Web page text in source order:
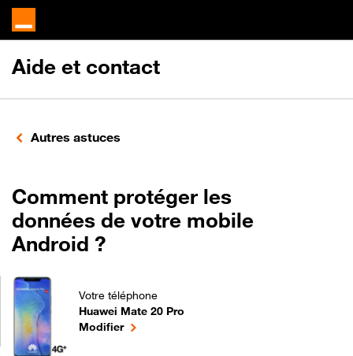
Aide et contact
Autres astuces
Comment protéger les
données de votre mobile
Android ?
Votre téléphone
Huawei Mate 20 Pro
Comment protéger les données de votre mobile
Modifierle téléphone sélectionné